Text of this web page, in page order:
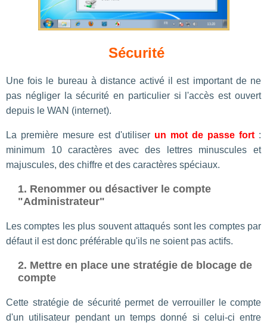
Sécurité
Une fois le bureau à distance activé il est important de ne
pas négliger la sécurité en particulier si l'accès est ouvert
depuis le WAN (internet).
La première mesure est d'utiliser un mot de passe fort :
minimum 10 caractères avec des lettres minuscules et
majuscules, des chiffre et des caractères spéciaux.
1. Renommer ou désactiver le compte
"Administrateur"
Les comptes les plus souvent attaqués sont les comptes par
défaut il est donc préférable qu'ils ne soient pas actifs.
2. Mettre en place une stratégie de blocage de
compte
Cette stratégie de sécurité permet de verrouiller le compte
d'un utilisateur pendant un temps donné si celui-ci entre